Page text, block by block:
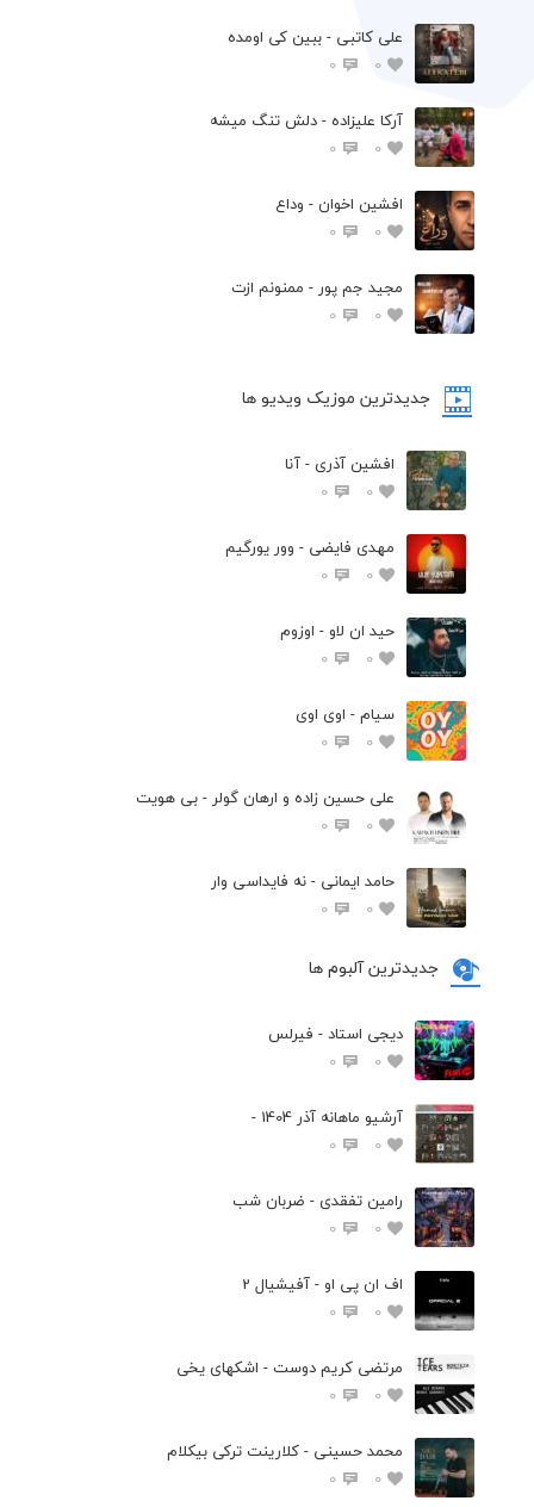
علی کاتبی - ببین کی اومده
0
0
آرکا علیزاده - دلش تنگ میشه
0
0
افشين اخوان - وداع
0
0
مجید جم پور - ممنونم ازت
0
0
جدیدترین موزیک ویدیو ها
افشین آذری - آنا
0
0
مهدی فایضی - وور یورگیم
0
0
حید ان لاو - اوزوم
0
0
سیام - اوی اوی
0
0
علی حسین زاده و ارهان گولر - بی هویت
0
0
حامد ایمانی - نه فایداسی وار
0
0
جدیدترین آلبوم ها
دیجی استاد - فیرلس
0
0
آرشیو ماهانه آذر 1404 -
0
0
رامین تفقدی - ضربان شب
0
0
اف ان پی او - آفیشیال 2
0
0
مرتضی کریم دوست - اشکهای یخی
0
0
محمد حسینی - کلارینت ترکی بیکلام
0
0